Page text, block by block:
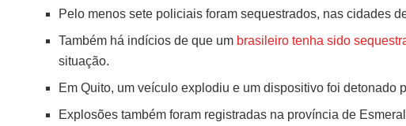
Pelo menos sete policiais foram sequestrados, nas cidades
Também há indícios de que um brasileiro tenha sido
situação.
Em Quito, um veículo explodiu e um dispositivo foi detonado
Explosões também foram registradas na província de